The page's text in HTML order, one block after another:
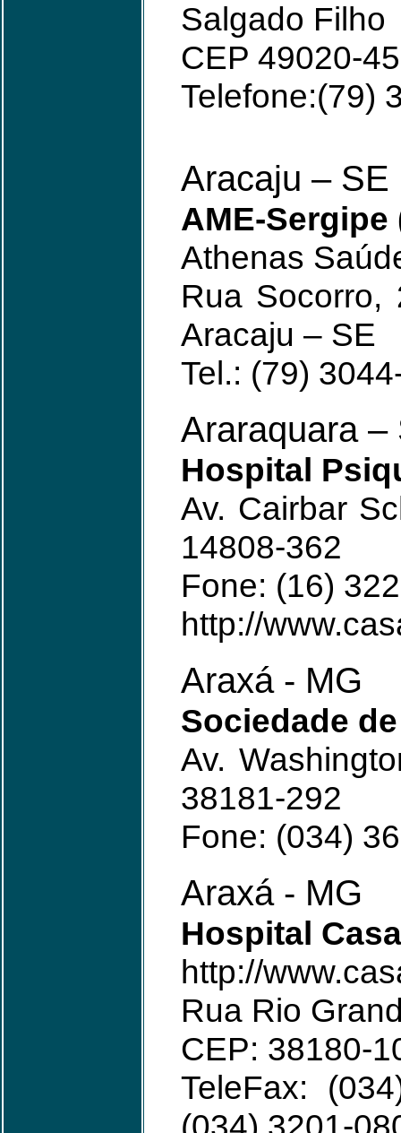
Salgado Filho
CEP 49020-
Telefone:(79)
Aracaju – SE
AME-Sergipe
Athenas
Rua
Aracaju – SE
Tel.: (79)
Araraquara –
Hospital
Av. Cairbar
14808-362
Fone: (16)
http://
Araxá - MG
Sociedade
Av.
38181-292
Fone: (034)
Araxá - MG
Hospital
http://
Rua Rio
CEP: 38180-
TeleFax: